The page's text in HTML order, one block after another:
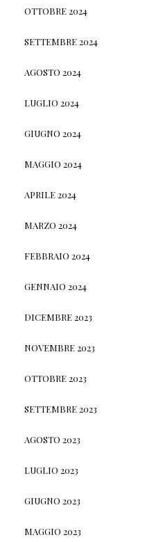
OTTOBRE 2024
SETTEMBRE 2024
AGOSTO 2024
LUGLIO 2024
GIUGNO 2024
MAGGIO 2024
APRILE 2024
MARZO 2024
FEBBRAIO 2024
GENNAIO 2024
DICEMBRE 2023
NOVEMBRE 2023
OTTOBRE 2023
SETTEMBRE 2023
AGOSTO 2023
LUGLIO 2023
GIUGNO 2023
MAGGIO 2023